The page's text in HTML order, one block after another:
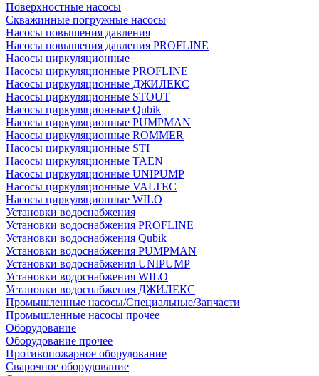
Поверхностные насосы
Скважинные погружные насосы
Насосы повышения давления
Насосы повышения давления PROFLINE
Насосы циркуляционные
Насосы циркуляционные PROFLINE
Насосы циркуляционные ДЖИЛЕКС
Насосы циркуляционные STOUT
Насосы циркуляционные Qubik
Насосы циркуляционные PUMPMAN
Насосы циркуляционные ROMMER
Насосы циркуляционные STI
Насосы циркуляционные TAEN
Насосы циркуляционные UNIPUMP
Насосы циркуляционные VALTEC
Насосы циркуляционные WILO
Установки водоснабжения
Установки водоснабжения PROFLINE
Установки водоснабжения Qubik
Установки водоснабжения PUMPMAN
Установки водоснабжения UNIPUMP
Установки водоснабжения WILO
Установки водоснабжения ДЖИЛЕКС
Промышленные насосы/Специальные/Запчасти
Промышленные насосы прочее
Оборудование
Оборудование прочее
Противопожарное оборудование
Сварочное оборудование